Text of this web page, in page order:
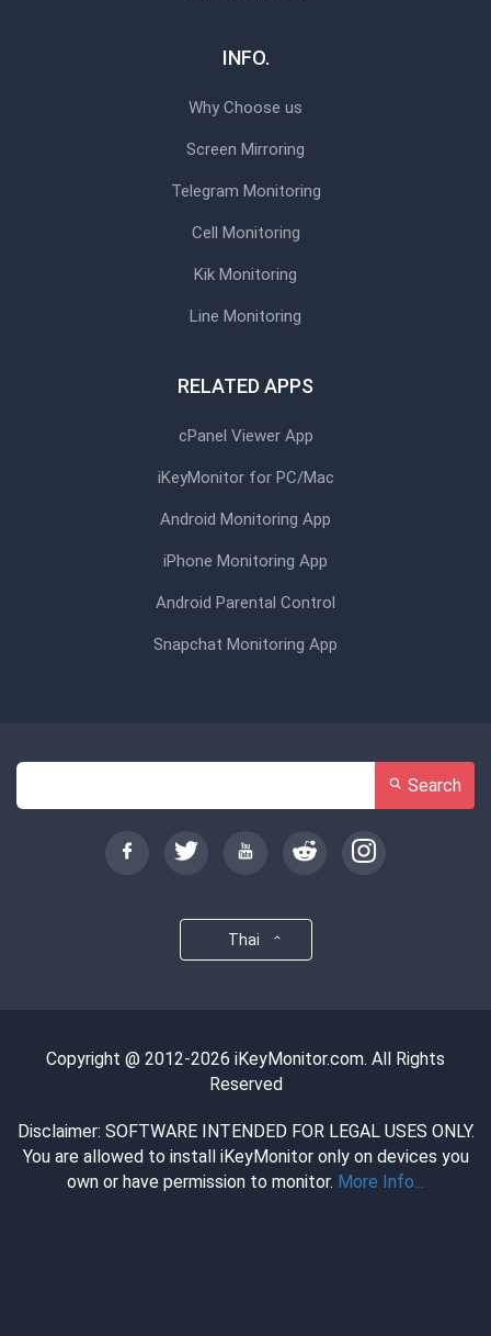
INFO.
Why Choose us
Screen Mirroring
Telegram Monitoring
Cell Monitoring
Kik Monitoring
Line Monitoring
RELATED APPS
cPanel Viewer App
iKeyMonitor for PC/Mac
Android Monitoring App
iPhone Monitoring App
Android Parental Control
Snapchat Monitoring App
Search
Thai
Copyright @ 2012-2026 iKeyMonitor.com. All Rights
Reserved
Disclaimer: SOFTWARE INTENDED FOR LEGAL USES ONLY.
You are allowed to install iKeyMonitor only on devices you
own or have permission to monitor. More Info...